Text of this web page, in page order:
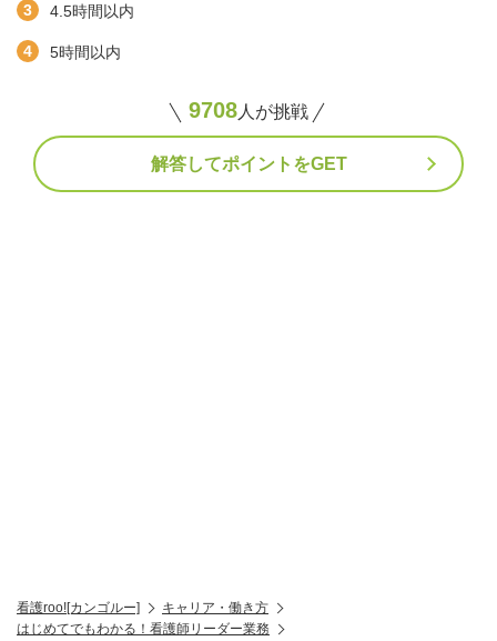
4.5時間以内
5時間以内
9708 人が挑戦
解答してポイントをGET
看護roo![カンゴルー]
キャリア・働き方
はじめてでもわかる！看護師リーダー業務